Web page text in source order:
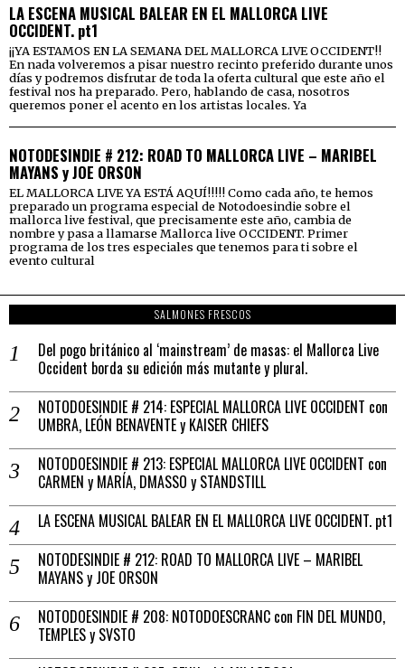
LA ESCENA MUSICAL BALEAR EN EL MALLORCA LIVE
OCCIDENT. pt1
¡¡YA ESTAMOS EN LA SEMANA DEL MALLORCA LIVE OCCIDENT!!
En nada volveremos a pisar nuestro recinto preferido durante unos
días y podremos disfrutar de toda la oferta cultural que este año el
festival nos ha preparado. Pero, hablando de casa, nosotros
queremos poner el acento en los artistas locales. Ya
NOTODESINDIE # 212: ROAD TO MALLORCA LIVE – MARIBEL
MAYANS y JOE ORSON
EL MALLORCA LIVE YA ESTÁ AQUÍ!!!!! Como cada año, te hemos
preparado un programa especial de Notodoesindie sobre el
mallorca live festival, que precisamente este año, cambia de
nombre y pasa a llamarse Mallorca live OCCIDENT. Primer
programa de los tres especiales que tenemos para ti sobre el
evento cultural
SALMONES FRESCOS
Del pogo británico al ‘mainstream’ de masas: el Mallorca Live
Occident borda su edición más mutante y plural.
NOTODOESINDIE # 214: ESPECIAL MALLORCA LIVE OCCIDENT con
UMBRA, LEÓN BENAVENTE y KAISER CHIEFS
NOTODOESINDIE # 213: ESPECIAL MALLORCA LIVE OCCIDENT con
CARMEN y MARÍA, DMASSO y STANDSTILL
LA ESCENA MUSICAL BALEAR EN EL MALLORCA LIVE OCCIDENT. pt1
NOTODESINDIE # 212: ROAD TO MALLORCA LIVE – MARIBEL
MAYANS y JOE ORSON
NOTODOESINDIE # 208: NOTODOESCRANC con FIN DEL MUNDO,
TEMPLES y SVSTO